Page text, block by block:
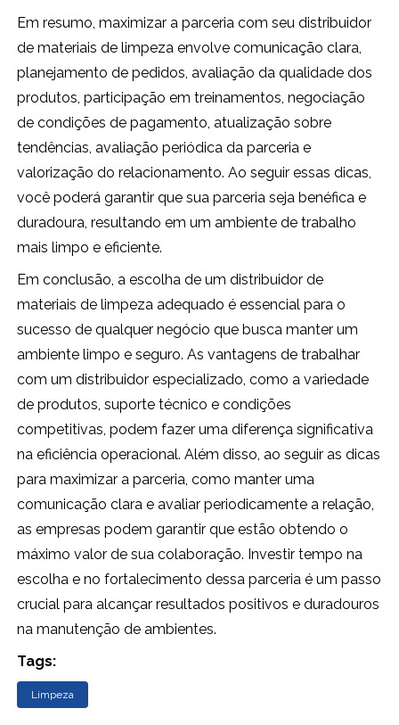
Em resumo, maximizar a parceria com seu distribuidor
de materiais de limpeza envolve comunicação clara,
planejamento de pedidos, avaliação da qualidade dos
produtos, participação em treinamentos, negociação
de condições de pagamento, atualização sobre
tendências, avaliação periódica da parceria e
valorização do relacionamento. Ao seguir essas dicas,
você poderá garantir que sua parceria seja benéfica e
duradoura, resultando em um ambiente de trabalho
mais limpo e eficiente.
Em conclusão, a escolha de um distribuidor de
materiais de limpeza adequado é essencial para o
sucesso de qualquer negócio que busca manter um
ambiente limpo e seguro. As vantagens de trabalhar
com um distribuidor especializado, como a variedade
de produtos, suporte técnico e condições
competitivas, podem fazer uma diferença significativa
na eficiência operacional. Além disso, ao seguir as dicas
para maximizar a parceria, como manter uma
comunicação clara e avaliar periodicamente a relação,
as empresas podem garantir que estão obtendo o
máximo valor de sua colaboração. Investir tempo na
escolha e no fortalecimento dessa parceria é um passo
crucial para alcançar resultados positivos e duradouros
na manutenção de ambientes.
Tags:
Limpeza